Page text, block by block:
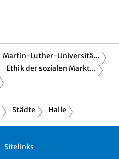
Martin-Luther-Universitä...
Ethik der sozialen Markt...
Städte Halle
Sitelinks